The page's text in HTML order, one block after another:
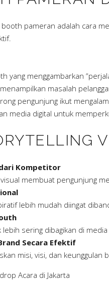
pameran adalah cara
yang menggambarkan
masalah
pengunjung ikut
media digital untuk
Kompetitor
membuat pengunjung
lebih mudah diingat
sering dibagikan di media
Secara Efektif
misi, visi, dan keunggulan
Acara di Jakarta